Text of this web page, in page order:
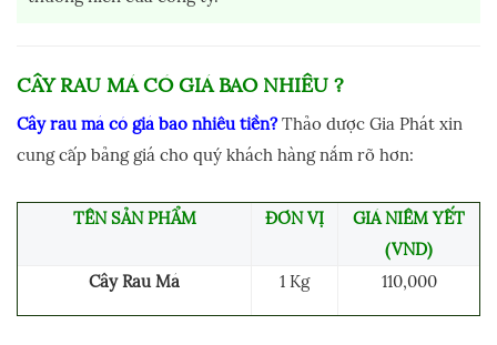
CÂY RAU MÁ CÓ GIÁ BAO NHIÊU ?
Cây rau má có giá bao nhiêu tiền? Thảo dược Gia Phát xin
cung cấp bảng giá cho quý khách hàng nắm rõ hơn:
TÊN SẢN PHẨM ĐƠN VỊ
GIÁ NIÊM YẾT
(VND)
Cây Rau Má
1 Kg 110,000